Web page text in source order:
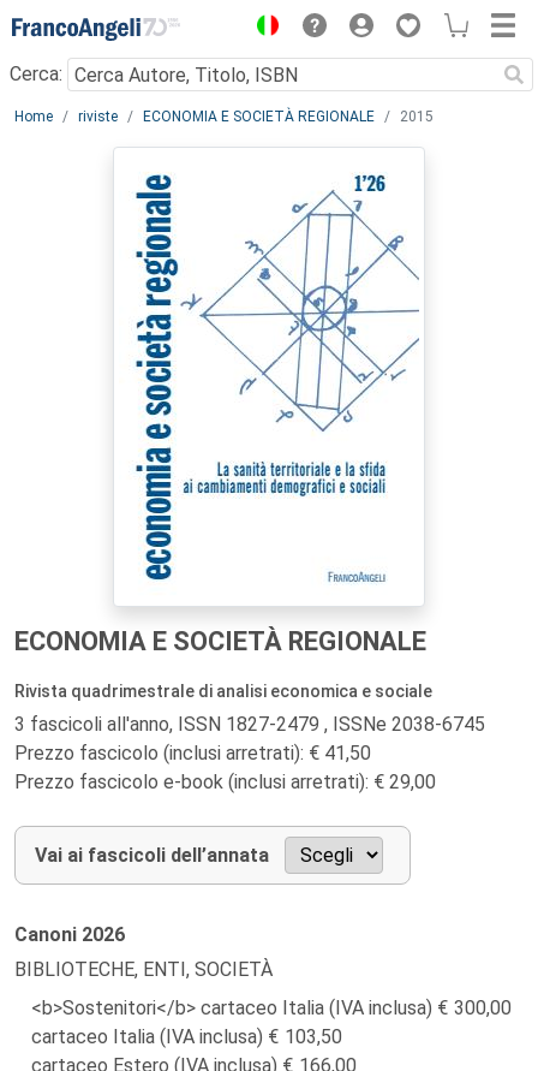
Menu
Cerca:
Main content
Home riviste ECONOMIA E SOCIETÀ REGIONALE 2015
ECONOMIA E SOCIETÀ REGIONALE
Rivista quadrimestrale di analisi economica e sociale
3 fascicoli all'anno, ISSN 1827-2479 , ISSNe 2038-6745
Prezzo fascicolo (inclusi arretrati): € 41,50
Prezzo fascicolo e-book (inclusi arretrati): € 29,00
Vai ai fascicoli dell’annata
Canoni 2026
BIBLIOTECHE, ENTI, SOCIETÀ
<b>Sostenitori</b> cartaceo Italia (IVA inclusa)
300,00
cartaceo Italia (IVA inclusa)
103,50
cartaceo Estero (IVA inclusa)
166,00